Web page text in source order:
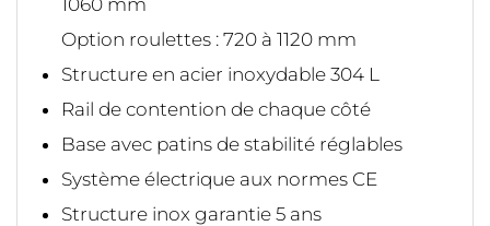
Option roulettes : 720 à 1120 mm
Structure en acier inoxydable 304 L
Rail de contention de chaque côté
Base avec patins de stabilité réglables
Système électrique aux normes CE
Structure inox garantie 5 ans